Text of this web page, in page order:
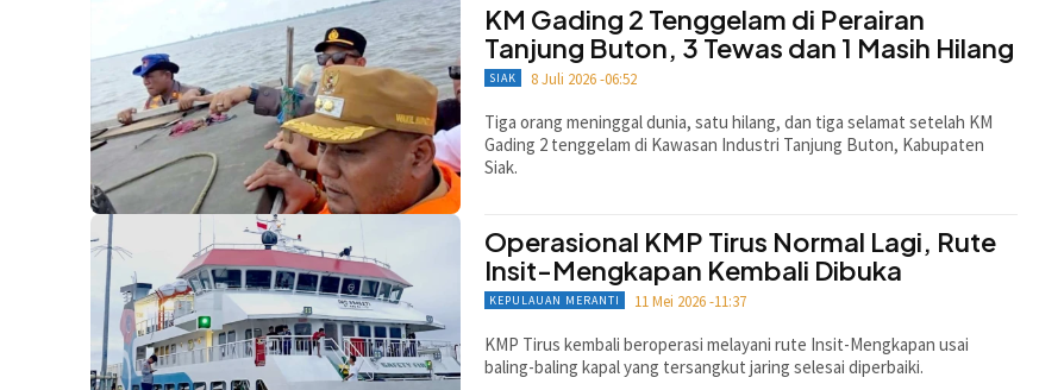
KM Gading 2 Tenggelam di Perairan
Tanjung Buton, 3 Tewas dan 1 Masih Hilang
SIAK 8 Juli 2026 -06:52
Tiga orang meninggal dunia, satu hilang, dan tiga selamat setelah KM
Gading 2 tenggelam di Kawasan Industri Tanjung Buton, Kabupaten
Siak.
Operasional KMP Tirus Normal Lagi, Rute
Insit-Mengkapan Kembali Dibuka
KEPULAUAN MERANTI 11 Mei 2026 -11:37
KMP Tirus kembali beroperasi melayani rute Insit-Mengkapan usai
baling-baling kapal yang tersangkut jaring selesai diperbaiki.